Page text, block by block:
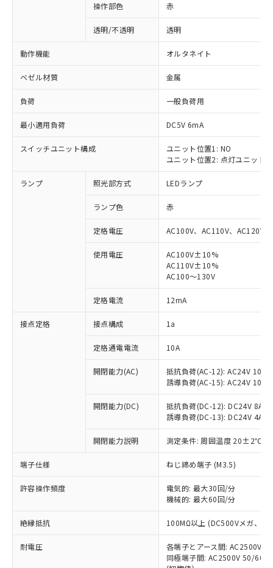
操作部色 赤
透明/不透明 透明
動作機能 オルタネイト
ベゼル材質 金属
負荷 一般負荷用
最小適用負荷 DC5V 6mA
スイッチユニット構成
ユニット位置1: NO
ユニット位置2: 点灯ユニット
ランプ 照光部方式 LEDランプ
ランプ色 赤
定格電圧 AC100V、AC110V、AC120V
使用電圧
AC100V±10%
AC110V±10%
AC100～130V
定格電流 12mA
接点定格 接点構成 1a
定格通電電流 10A
開閉能力(AC)
抵抗負荷(AC-12): AC24V 10A/
誘導負荷(AC-15): AC24V
開閉能力(DC)
抵抗負荷(DC-12): DC24V 8A/
誘導負荷(DC-13): DC24V 4A/
開閉能力説明 測定条件: 周囲温度 20±2℃、
端子仕様 ねじ締め端子 (M3.5)
許容操作頻度
電気的: 最大30回/分
機械的: 最大60回/分
絶縁抵抗 100MΩ以上 (DC500Vメガ、点
耐電圧
各端子とアース間: AC2500V
同極端子間: AC2500V 50/
ご利用条件
以下の条件をお読みいただき、同意のうえ
本サービスは、当社制御機器事業取扱
商品の当社在庫状況および標準価格
(税抜)を提供させていただくもので
当社制御機器事業取扱商品の中には、
ことをご了承ください。
在庫状況および標準価格照会結果は、
記載している更新日時点での社内デー
タに基づき作成されるものであり、閲
覧された時点での実際の在庫および標
準価格とは異なる場合があることをご
対応済み：EU RoHS指令（10物質）の
非含有に対応した製品が提供可能な商品で
す。
対応予定：EU RoHS指令（10物質）の非含
有に対応した製品に切り替える予定のある
対応予定なし：EU RoHS指令（10物質）の
非含有に非対応の商品で、対応品を出す予
調査・確認中：EU RoHS指令（10物質）の
非含有の対応状況を調査中または確認中の
非該当品：ライセンス料など無形物で、有
害物質有無と関係のない商品です。
仕入先様の事情により、非含有部品として
いたものが、含有品と判明した場合などや
むを得ず変更することがあります。
*EU RoHS指令（10物質）：
鉛(Pb) 1000ppm以下、 水銀(Hg) 1000ppm以下、 カド
六価クロム(Cr(Ⅵ)) 1000ppm以下、ポリ臭化ビフェニル
類(PBB) 1000ppm以下、ポリ臭化ジフェニルエーテル類
「○」：最大均質材料含有率が中国RoHSの
基準値以下であることを示します。
「×」：最大均質材料含有率が中国RoHSの
基準値を超えていることを示します。
「－」：未確認です。当社販売部門へお問
*中国RoHS10物質の基準値 (GB/T26572)：
Pb(鉛) :1000ppm、 Hg(水銀) : 1000ppm、 Cd(カドミウ
Cr(Ⅵ)(六価クロム) : 1000ppm、 PBBs(ポリ臭化ビフェ
当社は、これら貴社製品のうち、外国
為替および外国貿易法に定める商品
または国外への提供する場合は、日本
国政府の輸出許可(または役務取引許
可)を取得するなどの必要な手続きを